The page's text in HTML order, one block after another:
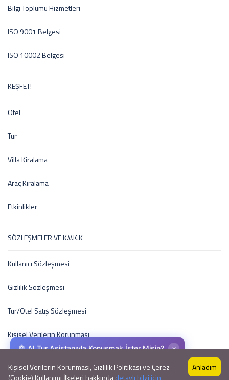
Bilgi Toplumu Hizmetleri
ISO 9001 Belgesi
ISO 10002 Belgesi
KEŞFET!
Otel
Tur
Villa Kiralama
Araç Kiralama
Etkinlikler
SÖZLEŞMELER VE K.V.K.K
Kullanıcı Sözleşmesi
Gizlilik Sözleşmesi
Tur/Otel Satış Sözleşmesi
Kişisel Verilerin Korunması
Kişisel Verilerin Korunması, Gizlilik Politikası ve Çerez
(Cookie) Kullanımı İlkeleri hakkında detaylı bilgi için
Anladım
🤖 AI Tur Asistanıyla Konuşmak İster Misin? ×